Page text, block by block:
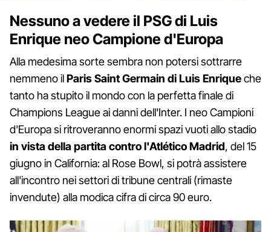
Nessuno a vedere il PSG di Luis
Enrique neo Campione d'Europa
Alla medesima sorte sembra non potersi sottrarre
nemmeno ilParis Saint Germain di Luis Enriqueche
tanto ha stupito il mondo con la perfetta finale di
Champions League ai danni dell'Inter. I neo Campioni
d'Europa si ritroveranno enormi spazi vuoti allo stadio
in vista della partita contro l'Atlético Madrid, del 15
giugno in California: al Rose Bowl, si potrà assistere
all'incontro nei settori di tribune centrali (rimaste
invendute) alla modica cifra di circa 90 euro.